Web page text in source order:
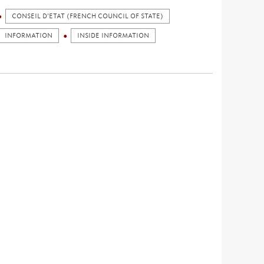
CONSEIL D'ETAT (FRENCH COUNCIL OF STATE)
INFORMATION INSIDE INFORMATION